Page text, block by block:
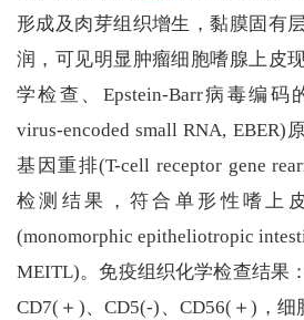
形成及肉芽组织增生，黏膜固有
润，可见明显肿瘤细胞嗜腺上皮
学检查、Epstein-Barr病毒编码
virus-encoded small RNA,
基因重排(T-cell receptor gene
检测结果，符合单形性嗜上
(monomorphic epitheliotropic
MEITL)。免疫组织化学检查结果
CD7(＋)、CD5(-)、CD56(＋)，